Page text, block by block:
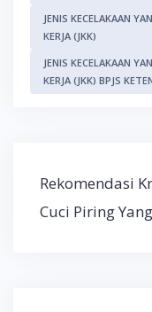
JENIS KECELAKAAN
KERJA (JKK)
JENIS KECELAKAAN
KERJA (JKK) BPJS
Post
Rekomendasi
Cuci Piring